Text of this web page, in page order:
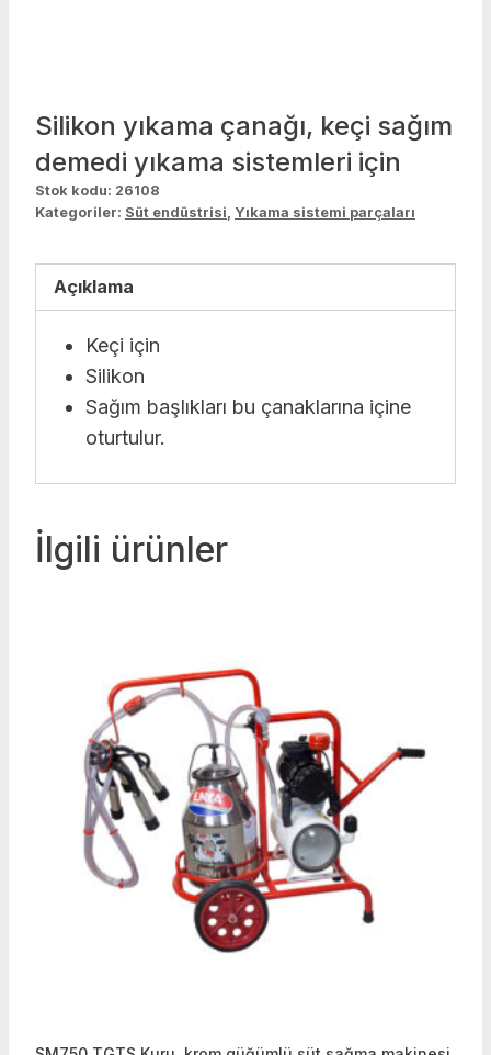
Silikon yıkama çanağı, keçi sağım
demedi yıkama sistemleri için
Stok kodu: 26108
Kategoriler: Süt endüstrisi, Yıkama sistemi parçaları
Açıklama
Keçi için
Silikon
Sağım başlıkları bu çanaklarına içine
oturtulur.
İlgili ürünler